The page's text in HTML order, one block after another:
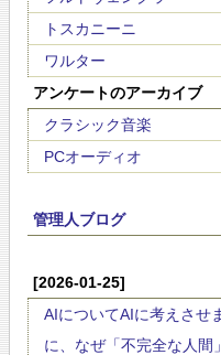
トスカニーニ
ワルター
アンケートのアーカイブ
クラシック音楽
PCオーディオ
管理人ブログ
[2026-01-25]
AIについてAIに考えさせ
に、なぜ「不完全な人間